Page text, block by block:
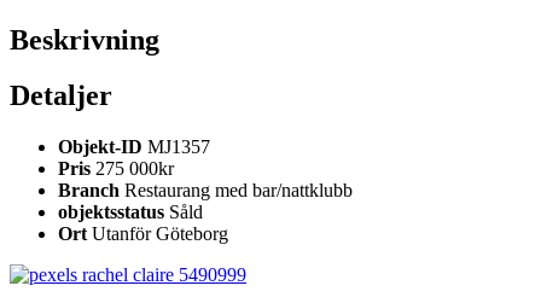
Beskrivning
Detaljer
Objekt-ID MJ1357
Pris 275 000kr
Branch Restaurang med bar/nattklubb
objektsstatus Såld
Ort Utanför Göteborg